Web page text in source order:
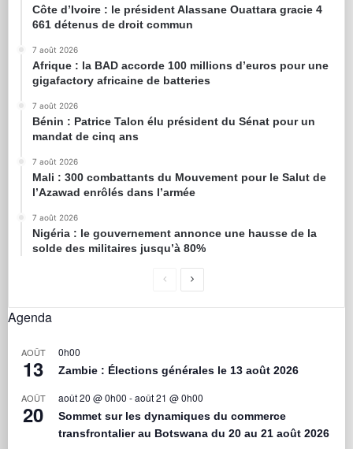
Côte d’Ivoire : le président Alassane Ouattara gracie 4
661 détenus de droit commun
7 août 2026
Afrique : la BAD accorde 100 millions d’euros pour une
gigafactory africaine de batteries
7 août 2026
Bénin : Patrice Talon élu président du Sénat pour un
mandat de cinq ans
7 août 2026
Mali : 300 combattants du Mouvement pour le Salut de
l’Azawad enrôlés dans l’armée
7 août 2026
Nigéria : le gouvernement annonce une hausse de la
solde des militaires jusqu’à 80%
Agenda
AOÛT
13
0h00
Zambie : Élections générales le 13 août 2026
AOÛT
20
août 20 @ 0h00 -août 21 @ 0h00
Sommet sur les dynamiques du commerce
transfrontalier au Botswana du 20 au 21 août 2026